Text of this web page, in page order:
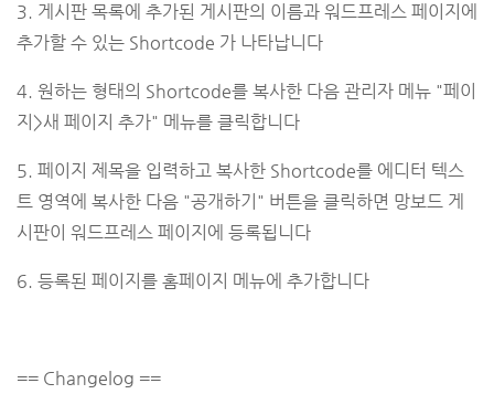
3. 게시판 목록에 추가된 게시판의 이름과 워드프레스 페이지에
추가할 수 있는 Shortcode 가 나타납니다
4. 원하는 형태의 Shortcode를 복사한 다음 관리자 메뉴 "페이
지>새 페이지 추가" 메뉴를 클릭합니다
5. 페이지 제목을 입력하고 복사한 Shortcode를 에디터 텍스
트 영역에 복사한 다음 "공개하기" 버튼을 클릭하면 망보드 게
시판이 워드프레스 페이지에 등록됩니다
6. 등록된 페이지를 홈페이지 메뉴에 추가합니다
== Changelog ==